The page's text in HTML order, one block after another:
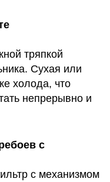
тряпкой
Сухая или
холода, что
непрерывно и
с
с механизмом